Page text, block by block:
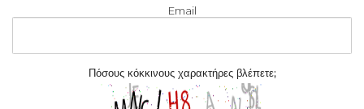
Email
Πόσους κόκκινουςχαρακτήρες βλέπετε;